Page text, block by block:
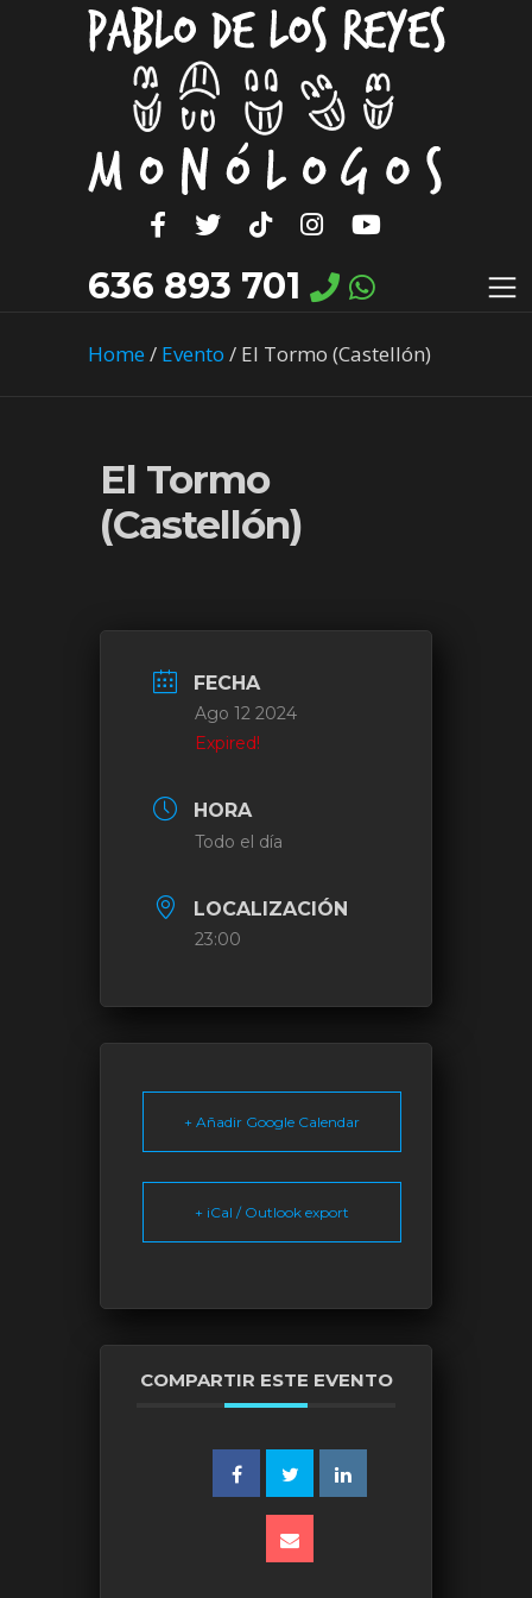
636 893 701
Home/ Evento / El Tormo (Castellón)
El Tormo
(Castellón)
FECHA
Ago 12 2024
Expired!
HORA
Todo el día
LOCALIZACIÓN
23:00
+ Añadir Google Calendar
+ iCal / Outlook export
COMPARTIR ESTE EVENTO